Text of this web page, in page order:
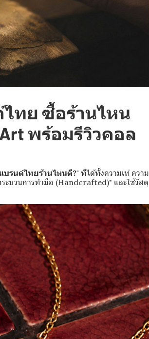
ไทย ซื้อร้านไหน
พร้อมรีวิวคอล
บรนด์ไทยร้านไหนดี?" ที่ได้ทั้งความเท่ ความ
ะบวนการทำมือ (Handcrafted)" และใช้วัสดุ